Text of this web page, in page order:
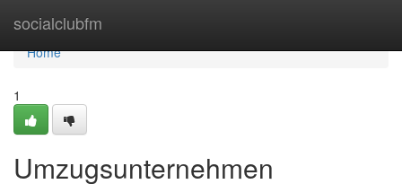
socialclubfm
Home
Home
1
Umzugsunternehmen